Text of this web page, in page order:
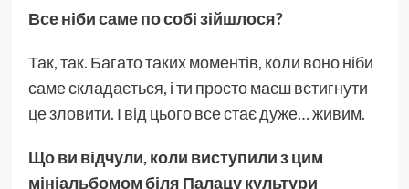
Все ніби саме по собі зійшлося?
Так, так. Багато таких моментів, коли воно ніби
саме складається, і ти просто маєш встигнути
це зловити. І від цього все стає дуже… живим.
Що ви відчули, коли виступили з цим
мініальбомом біля Палацу культури